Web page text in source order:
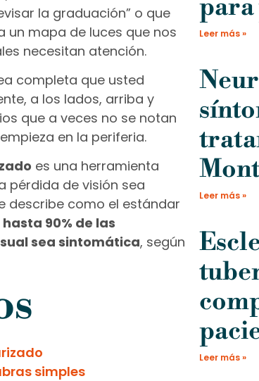
la graduación” o que
un mapa de luces que nos
necesitan atención.
completa que usted
a los lados, arriba y
que a veces no se notan
en la periferia.
es una herramienta
pérdida de visión sea
describe como el estándar
hasta 90% de las
sea sintomática, según
simples
para
Leer más »
Leer más »
Leer más »